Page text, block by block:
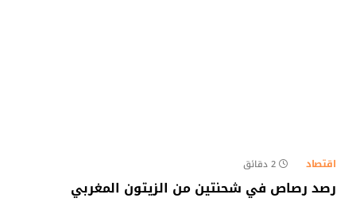
اقتصاد 2 دقائق
رصد رصاص في شحنتين من الزيتون المغربي